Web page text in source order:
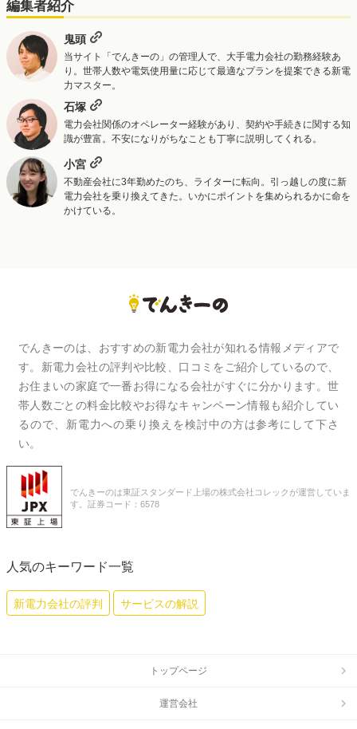
編集者紹介
鬼頭
当サイト「でんきーの」の管理人で、大手電力会社の勤務経験あ
り。世帯人数や電気使用量に応じて最適なプランを提案できる新電
力マスター。
石塚
電力会社関係のオペレーター経験があり、契約や手続きに関する知
識が豊富。不安になりがちなことも丁寧に説明してくれる。
小宮
不動産会社に3年勤めたのち、ライターに転向。引っ越しの度に新
電力会社を乗り換えてきた。いかにポイントを集められるかに命を
かけている。
でんきーのは、おすすめの新電力会社が知れる情報メディアで
す。新電力会社の評判や比較、口コミをご紹介しているので、
お住まいの家庭で一番お得になる会社がすぐに分かります。世
帯人数ごとの料金比較やお得なキャンペーン情報も紹介してい
るので、新電力への乗り換えを検討中の方は参考にして下さ
い。
でんきーのは東証スタンダード上場の株式会社コレックが運営していま
す。証券コード：6578
人気のキーワード一覧
新電力会社の評判 サービスの解説
トップページ
運営会社